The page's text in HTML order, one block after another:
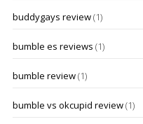
buddygays review(1)
bumble es reviews (1)
bumble review(1)
bumble vs okcupid review(1)